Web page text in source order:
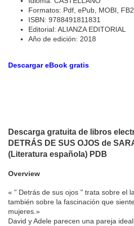
Formatos: Pdf, ePub, MOBI, FB2
ISBN: 9788491811831
Editorial: ALIANZA EDITORIAL
Año de edición: 2018
Descargar eBook gratis
Descarga gratuita de libros
DETRÁS DE SUS OJOS de
(Literatura española) PDB
Overview
« " Detrás de sus ojos " trata sobre el
también sobre la fascinación que
mujeres.»
David y Adele parecen una pareja